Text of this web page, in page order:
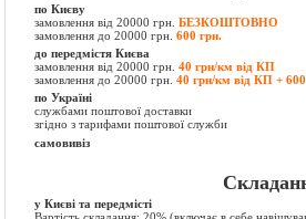
по Києву
замовлення від 20000 грн.БЕЗКОШТОВНО
замовлення до 20000 грн.600 грн.
до передмістя Києва
замовлення від 20000 грн.40 грн/км від КП
замовлення до 20000 грн.40 грн/км від КП +
по Україні
службами поштової доставки
згідно з тарифами поштової служби
самовивіз
у Києві та передмісті